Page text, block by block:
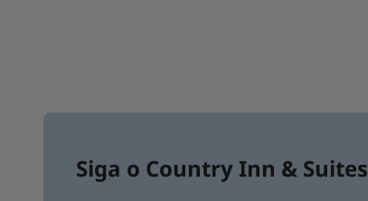
Siga o Country Inn & Suites